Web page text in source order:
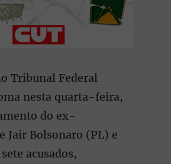
Tribunal Federal
nesta quarta-feira,
do ex-
Jair Bolsonaro (PL) e
acusados,